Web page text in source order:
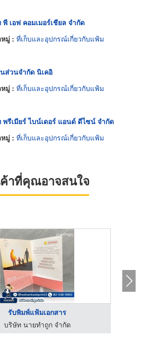
เอฟ คอมเมอร์เชียล จำกัด
มู่ : ที่เก็บและอุปกรณ์เกี่ยวกับแฟ้ม
ส่วนจำกัด นิเคอิ
มู่ : ที่เก็บและอุปกรณ์เกี่ยวกับแฟ้ม
พรีเมียร์ ไบน์เดอร์ แอนด์ ดีไซน์ จำกัด
มู่ : ที่เก็บและอุปกรณ์เกี่ยวกับแฟ้ม
าที่คุณอาจสนใจ
รับพิมพ์แฟ้มเอกสาร
บริษัท นายทำถูก จำกัด